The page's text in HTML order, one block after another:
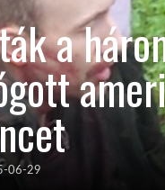
a
06-29